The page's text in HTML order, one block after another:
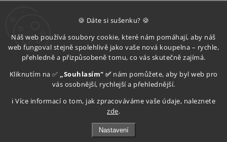
🍪 Dáte si sušenku? 🍪
Náš web používá soubory cookie, které nám pomáhají, aby náš
web fungoval stejně spolehlivě jako vaše nová koupelna – rychle,
přehledně a přizpůsobeně tomu, co vás skutečně zajímá.
Kliknutím na ✅ „Souhlasím" ✅ nám pomůžete, aby byl web pro
vás osobnější, rychlejší a přehlednější.
ℹ️ Více informací o tom, jak zpracováváme vaše údaje, naleznete
zde.
Nastavení